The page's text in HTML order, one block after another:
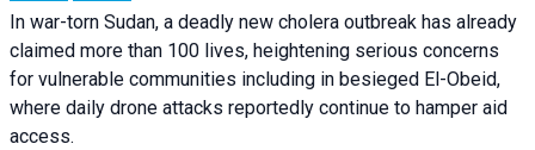
In war-torn Sudan, a deadly new cholera outbreak has already
claimed more than 100 lives, heightening serious concerns
for vulnerable communities including in besieged El-Obeid,
where daily drone attacks reportedly continue to hamper aid
access.